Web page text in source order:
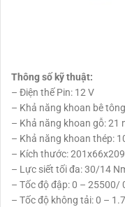
Thông số kỹ thuật:
– Điện thế Pin: 12 V
– Khả năng khoan bê
– Khả năng khoan gỗ: 21
– Khả năng khoan thép:
– Kích thước:
– Lực siết tối đa: 30/14
– Tốc độ đập: 0 – 25500/
– Tốc độ không tải: 0 –